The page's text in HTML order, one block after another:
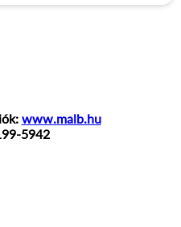
www.malb.hu
5942